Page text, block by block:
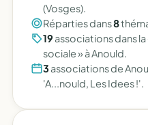
(Vosges).
Réparties dans8
19 associations dans
sociale » à Anould.
3associations de
'A...nould, Les Idees !'.